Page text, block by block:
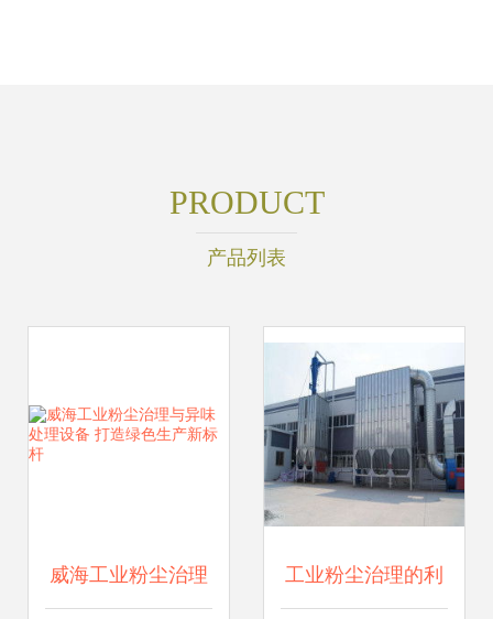
PRODUCT
产品列表
威海工业粉尘治理 工业粉尘治理的利